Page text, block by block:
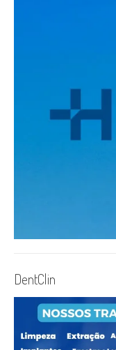
DentClin